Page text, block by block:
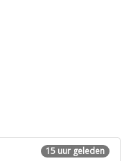
15 uur geleden